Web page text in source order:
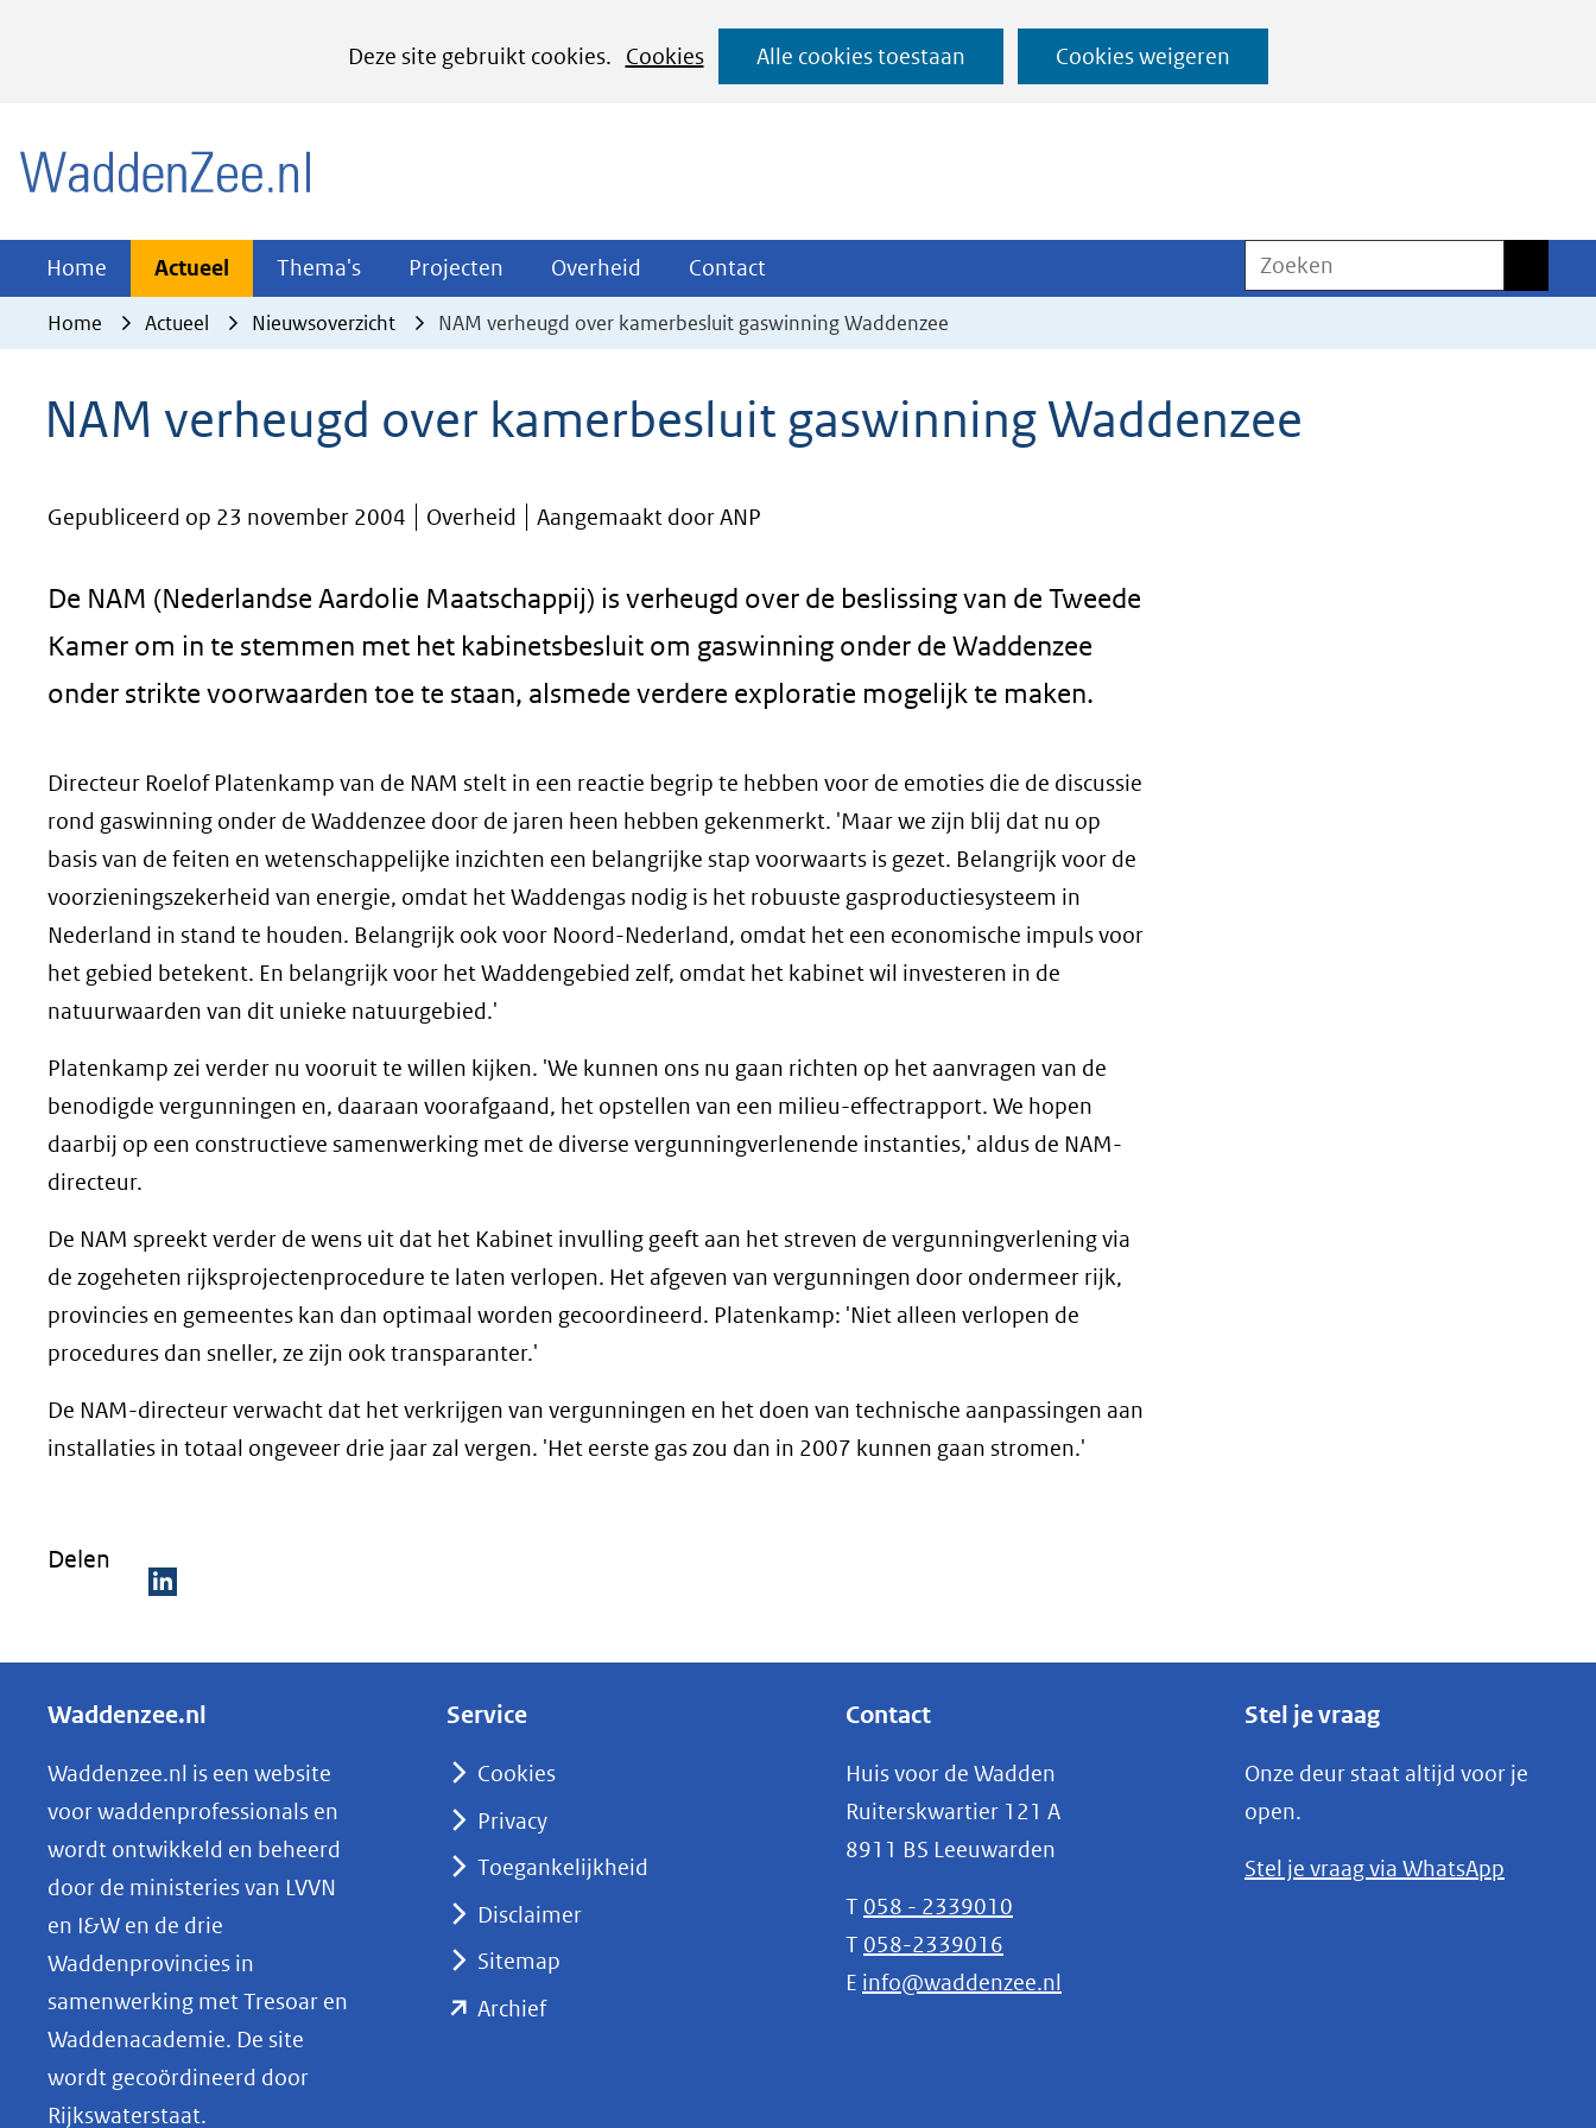
Deze site gebruikt cookies.
Cookies
het
cookies
website
worden
Alle cookies toestaan Cookies weigeren
Ga
naar
Home Actueel Actueel
Uitklappen
Thema's Thema's
Uitklappen
Projecten Projecten
Uitklappen
Overheid Overheid
Uitklappen
Contact
Uitklappen
Zoeken
Home Actueel Nieuwsoverzicht NAM verheugd over kamerbesluit gaswinning Waddenzee
NAM verheugd over kamerbesluit gaswinning Waddenzee
Gepubliceerd op 23 november 2004 Overheid Aangemaakt door ANP
De NAM (Nederlandse Aardolie Maatschappij) is verheugd over de beslissing van de Tweede
Kamer om in te stemmen met het kabinetsbesluit om gaswinning onder de Waddenzee
onder strikte voorwaarden toe te staan, alsmede verdere exploratie mogelijk te maken.
Directeur Roelof Platenkamp van de NAM stelt in een reactie begrip te hebben voor de emoties die de discussie
rond gaswinning onder de Waddenzee door de jaren heen hebben gekenmerkt. 'Maar we zijn blij dat nu op
basis van de feiten en wetenschappelijke inzichten een belangrijke stap voorwaarts is gezet. Belangrijk voor de
voorzieningszekerheid van energie, omdat het Waddengas nodig is het robuuste gasproductiesysteem in
Nederland in stand te houden. Belangrijk ook voor Noord-Nederland, omdat het een economische impuls voor
het gebied betekent. En belangrijk voor het Waddengebied zelf, omdat het kabinet wil investeren in de
natuurwaarden van dit unieke natuurgebied.'
Platenkamp zei verder nu vooruit te willen kijken. 'We kunnen ons nu gaan richten op het aanvragen van de
benodigde vergunningen en, daaraan voorafgaand, het opstellen van een milieu-effectrapport. We hopen
daarbij op een constructieve samenwerking met de diverse vergunningverlenende instanties,' aldus de NAM-
directeur.
De NAM spreekt verder de wens uit dat het Kabinet invulling geeft aan het streven de vergunningverlening via
de zogeheten rijksprojectenprocedure te laten verlopen. Het afgeven van vergunningen door ondermeer rijk,
provincies en gemeentes kan dan optimaal worden gecoordineerd. Platenkamp: 'Niet alleen verlopen de
procedures dan sneller, ze zijn ook transparanter.'
De NAM-directeur verwacht dat het verkrijgen van vergunningen en het doen van technische aanpassingen aan
installaties in totaal ongeveer drie jaar zal vergen. 'Het eerste gas zou dan in 2007 kunnen gaan stromen.'
Delen
e
e
n
o
p
L
k
e
d
I
Waddenzee.nl
Waddenzee.nl is een website
voor waddenprofessionals en
wordt ontwikkeld en beheerd
door de ministeries van LVVN
en I&W en de drie
Waddenprovincies in
samenwerking met Tresoar en
Waddenacademie. De site
wordt gecoördineerd door
Rijkswaterstaat.
Service
Cookies
Privacy
Toegankelijkheid
Disclaimer
Sitemap
Archief(opent
Contact
Huis voor de Wadden
Ruiterskwartier 121 A
8911 BS Leeuwarden
T 058 - 2339010
T 058-2339016
E info@waddenzee.nl
Stel je vraag
Onze deur staat altijd voor je
open.
Stel je vraag via WhatsApp